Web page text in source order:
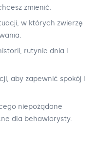
zmienić.
w których zwierzę
rutynie dnia i
aby zapewnić spokój i
niepożądane
dla behawiorysty.